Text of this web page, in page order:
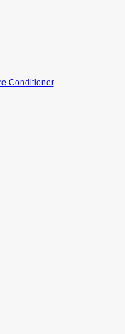
Conditioner